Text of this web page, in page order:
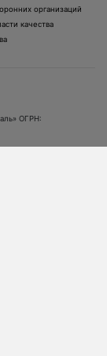
организаций
качества
ОГРН: